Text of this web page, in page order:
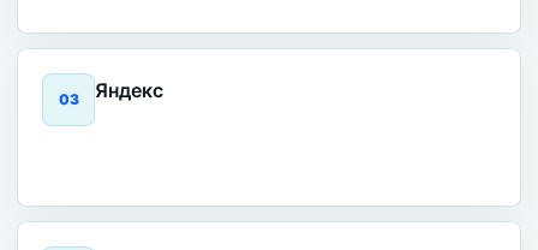
03 Яндекс